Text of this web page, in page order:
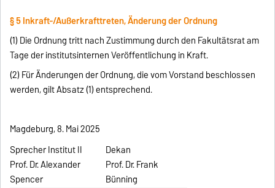
§ 5 Inkraft-/Außerkrafttreten, Änderung der Ordnung
(1) Die Ordnung tritt nach Zustimmung durch den Fakultätsrat am
Tage der institutsinternen Veröffentlichung in Kraft.
(2) Für Änderungen der Ordnung, die vom Vorstand beschlossen
werden, gilt Absatz (1) entsprechend.
Magdeburg, 8. Mai 2025
Sprecher Institut II
Prof. Dr. Alexander
Spencer
Dekan
Prof. Dr. Frank
Bünning